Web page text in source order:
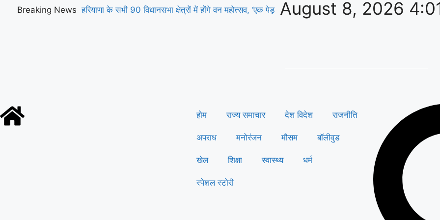
Breaking News हरियाणा के सभी 90 विधानसभा क्षेत्रों में होंगे वन महोत्सव, ‘एक पेड़ August 8, 2026
होम राज्य समाचार देश विदेश राजनीति
अपराध मनोरंजन मौसम बॉलीवुड
खेल शिक्षा स्वास्थ्य धर्म
स्पेशल स्टोरी